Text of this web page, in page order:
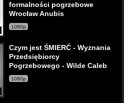
formalności pogrzebowe
Wrocław Anubis
1080p
Czym jest ŚMIERĆ - Wyznania
Przedsiębiorcy
Pogrzebowego - Wilde Caleb
1080p